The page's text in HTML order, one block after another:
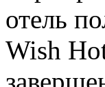
отель
Wish